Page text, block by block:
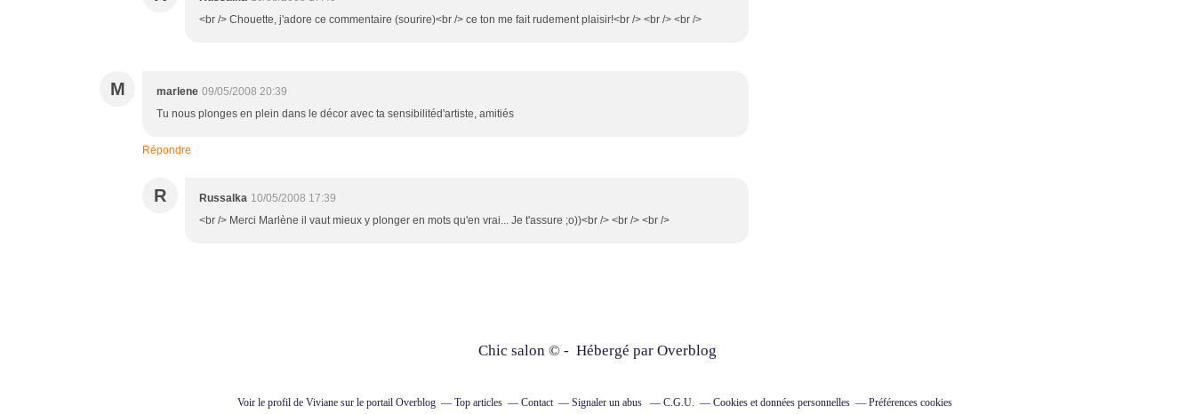
<br /> Chouette, j'adore ce commentaire (sourire)<br /> ce ton me fait rudement plaisir!<br /> <br /> <br />
M marlene 09/05/2008 20:39
Tu nous plonges en plein dans le décor avec ta sensibilitéd'artiste, amitiés
Répondre
R Russalka 10/05/2008 17:39
<br /> Merci Marlène il vaut mieux y plonger en mots qu'en vrai... Je t'assure ;o))<br /> <br /> <br />
Chic salon © - Hébergé par Overblog
Voir le profil de Viviane sur le portail Overblog Top articles Contact Signaler un abus C.G.U. Cookies et données personnelles Préférences cookies